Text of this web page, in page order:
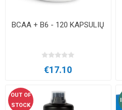
BCAA + B6 - 120 KAPSULIŲ
€17.10
OUT OF
STOCK